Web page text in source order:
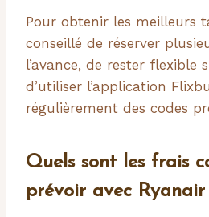
Pour obtenir les meilleurs
conseillé de réserver
l’avance, de rester flexible
d’utiliser l’application
régulièrement des codes
Quels sont les frais
prévoir avec Ryanair